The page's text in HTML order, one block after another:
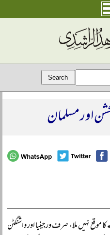
اور مسلمان
موقع نہیں ملا، صرف ورجینیا اور واشنگٹن